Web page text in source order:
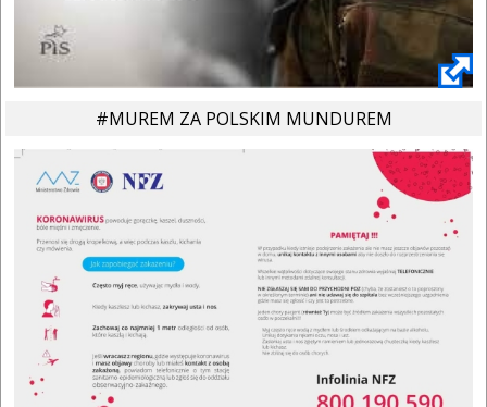
#MUREM ZA POLSKIM MUNDUREM